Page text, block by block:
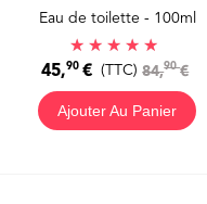
Eau de toilette - 100ml
45,90€ (TTC) 84,90€
Ajouter Au Panier